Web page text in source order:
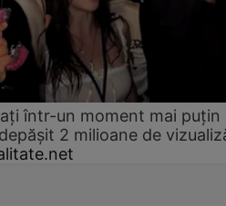
într-un moment mai puțin
2 milioane de